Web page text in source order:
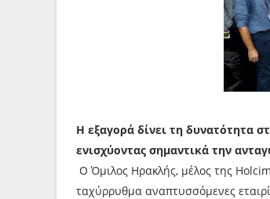
Η εξαγορά δίνει τη δυνατότητα
ενισχύοντας σημαντικά την
Ο Όμιλος Ηρακλής, μέλος της
ταχύρρυθμα αναπτυσσόμενες